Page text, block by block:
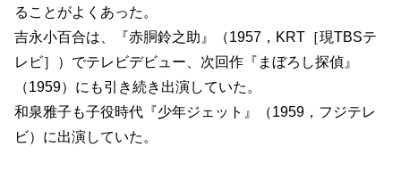
ることがよくあった。
吉永小百合は、『赤胴鈴之助』（1957，KRT［現TBSテ
レビ］）でテレビデビュー、次回作『まぼろし探偵』
（1959）にも引き続き出演していた。
和泉雅子も子役時代『少年ジェット』（1959，フジテレ
ビ）に出演していた。